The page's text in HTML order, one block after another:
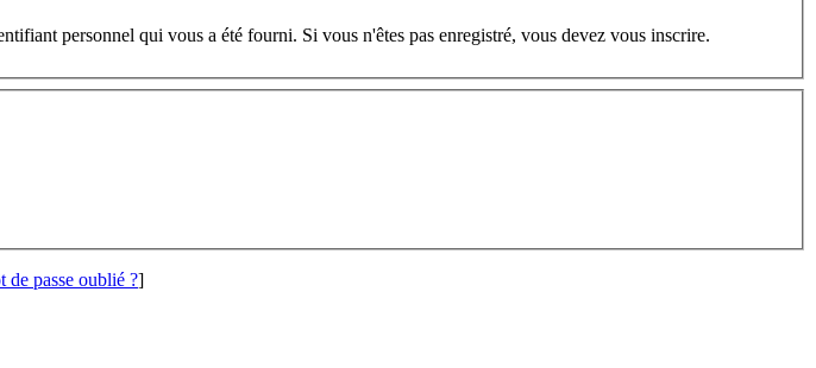
Pour participer à ce forum, vous devez vous enregistrer au préalable. Merci d'indiquer ci-dessous l'identifiant personnel qui vous a été fourni. Si vous n'êtes pas enregistré, vous devez vous inscrire.
de passe oublié ?]